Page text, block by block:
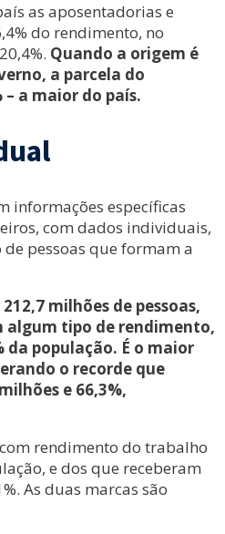
as aposentadorias e
do rendimento, no
Quando a origem é
a parcela do
a maior do país.
informações específicas
com dados individuais,
pessoas que formam a
milhões de pessoas,
algum tipo de rendimento,
da população. É o maior
o recorde que
e 66,3%,
rendimento do trabalho
e dos que receberam
As duas marcas são